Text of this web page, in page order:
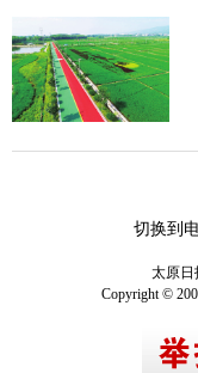
切换到
太原日
Copyright ©